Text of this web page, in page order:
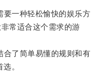
一种轻松愉快的娱乐方
常适合这个需求的游
了简单易懂的规则和有
。